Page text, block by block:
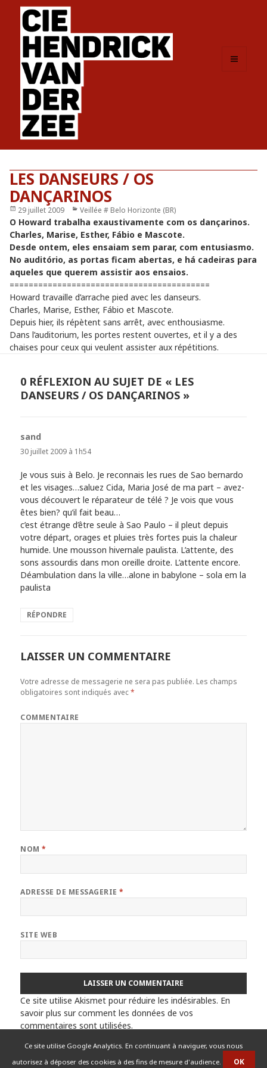
Ce site utilise Google Analytics. En continuant à naviguer, vous nous
autorisez à déposer des cookies à des fins de mesure d'audience.
LES DANSEURS / OS
DANÇARINOS
Publié
le
29 juillet 2009 Catégories
Veillée # Belo Horizonte (BR)
O Howard trabalha exaustivamente com os dançarinos.
Charles, Marise, Esther, Fábio e Mascote.
Desde ontem, eles ensaiam sem parar, com entusiasmo.
No auditório, as portas ficam abertas, e há cadeiras para
aqueles que querem assistir aos ensaios.
==========================================
Howard travaille d’arrache pied avec les danseurs.
Charles, Marise, Esther, Fábio et Mascote.
Depuis hier, ils répètent sans arrêt, avec enthousiasme.
Dans l’auditorium, les portes restent ouvertes, et il y a des
chaises pour ceux qui veulent assister aux répétitions.
0 RÉFLEXION AU SUJET DE « LES
DANSEURS / OS DANÇARINOS »
sand
30 juillet 2009 à 1h54
Je vous suis à Belo. Je reconnais les rues de Sao bernardo
et les visages…saluez Cida, Maria José de ma part – avez-
vous découvert le réparateur de télé ? Je vois que vous
êtes bien? qu’il fait beau…
c’est étrange d’être seule à Sao Paulo – il pleut depuis
votre départ, orages et pluies très fortes puis la chaleur
humide. Une mousson hivernale paulista. L’attente, des
sons assourdis dans mon oreille droite. L’attente encore.
Déambulation dans la ville…alone in babylone – sola em la
paulista
RÉPONDRE
LAISSER UN COMMENTAIRE
Votre adresse de messagerie ne sera pas publiée. Les champs
obligatoires sont indiqués avec*
COMMENTAIRE
NOM*
ADRESSE DE MESSAGERIE*
SITE WEB
Ce site utilise Akismet pour réduire les indésirables. En
savoir plus sur comment les données de vos
commentaires sont utilisées.